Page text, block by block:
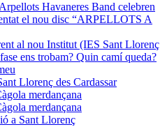
Havaneres Band celebren
el nou disc “ARPELLOTS A
al nou Institut (IES Sant Llorenç
ens trobam? Quin camí queda?
Llorenç des Cardassar
merdançana
merdançana
a Sant Llorenç